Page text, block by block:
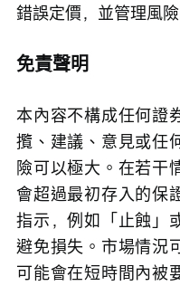
錯誤定價，並管理風險
免責聲明
本內容不構成任何證
攬、建議、意見或任
險可以極大。在若干
會超過最初存入的保
指示，例如「止蝕」
避免損失。市場情況
可能會在短時間內被